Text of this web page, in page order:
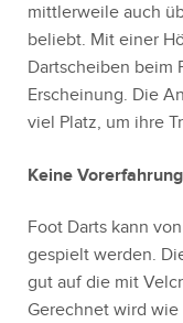
mittlerweile auch
beliebt. Mit einer
Dartscheiben beim
Erscheinung. Die
viel Platz, um ihre
Keine
Foot Darts kann
gespielt werden.
gut auf die mit
Gerechnet wird wie